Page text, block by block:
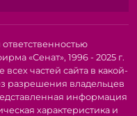
для особого
вашему
«Сенат», 1996 - 2025 г.
частей сайта в какой-
разрешения владельцев
информация
характеристика и